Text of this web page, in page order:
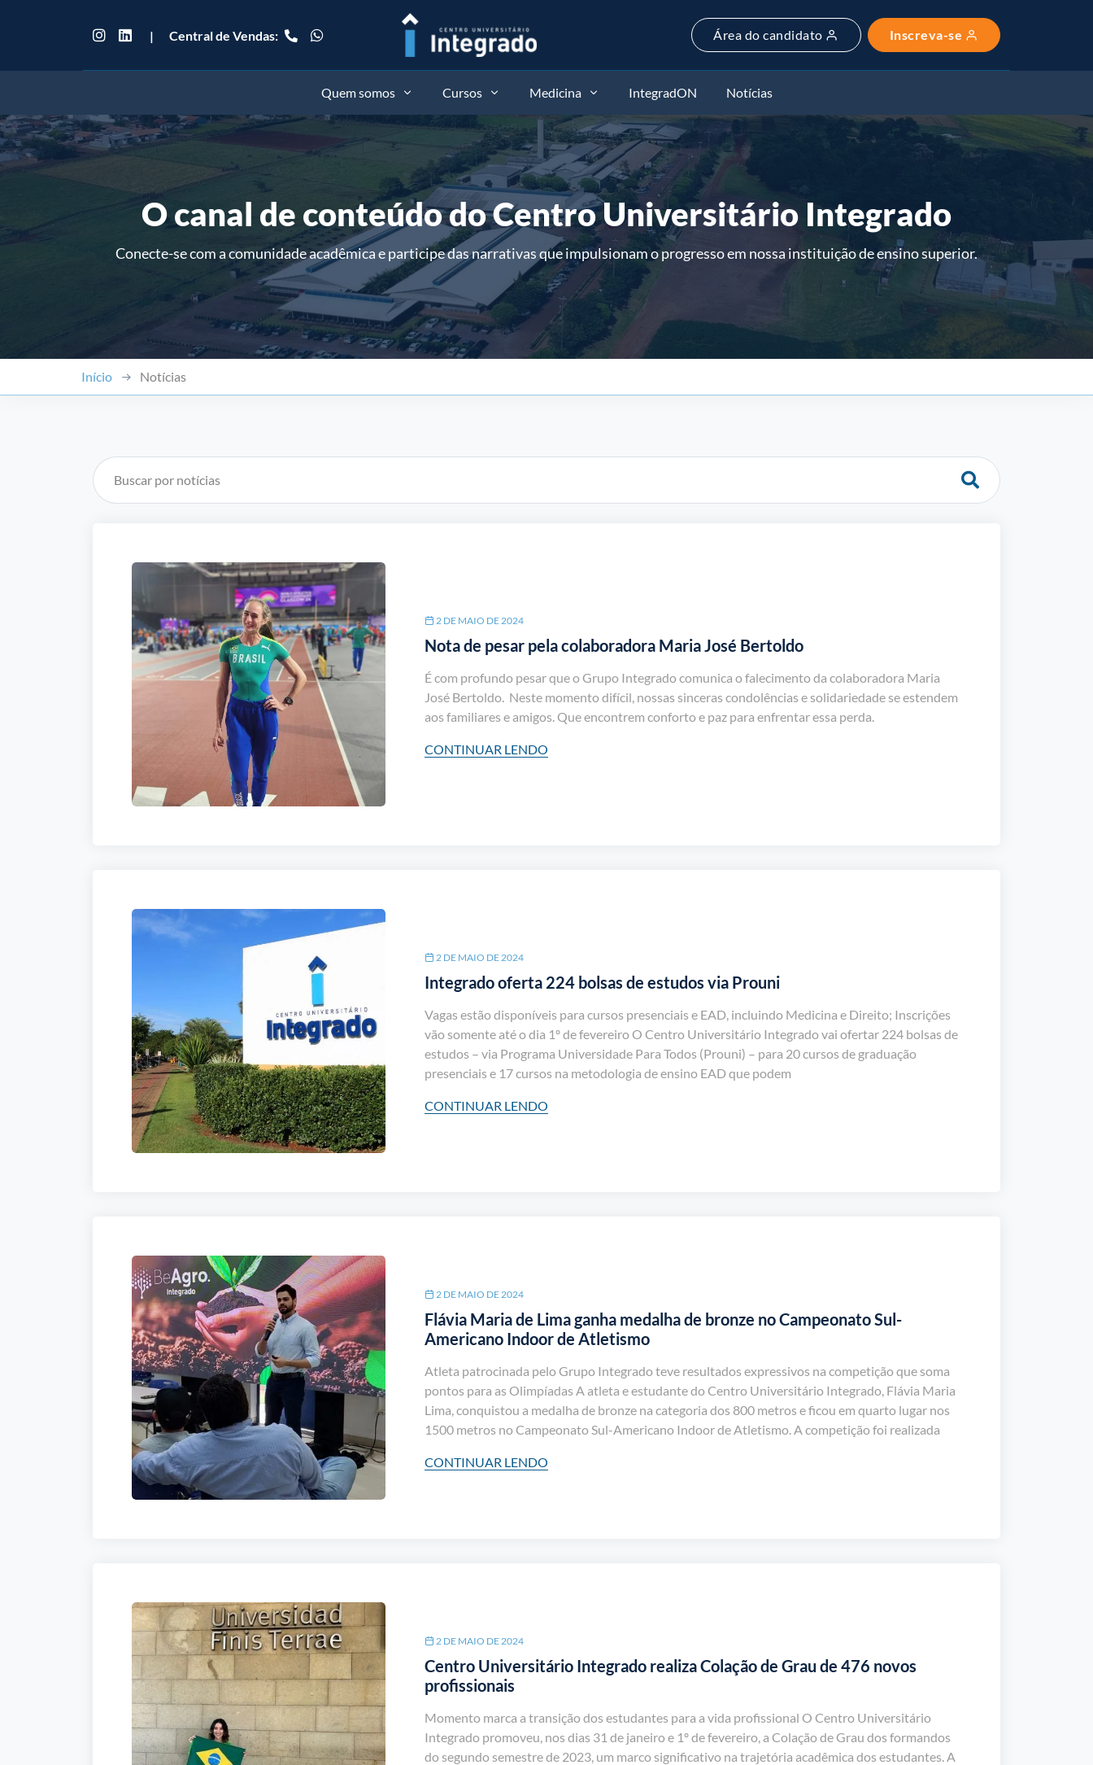
| Central de Vendas: Área do candidato Inscreva-se
Quem somos Cursos Medicina IntegradON Notícias
O canal de conteúdo do Centro Universitário Integrado
Conecte-se com a comunidade acadêmica e participe das narrativas que impulsionam o progresso em nossa instituição de ensino superior.
Início Notícias
Buscar por notícias
2 DE MAIO DE 2024
Nota de pesar pela colaboradora Maria José Bertoldo
É com profundo pesar que o Grupo Integrado comunica o falecimento da colaboradora Maria
José Bertoldo. Neste momento difícil, nossas sinceras condolências e solidariedade se estendem
aos familiares e amigos. Que encontrem conforto e paz para enfrentar essa perda.
CONTINUAR LENDO
2 DE MAIO DE 2024
Integrado oferta 224 bolsas de estudos via Prouni
Vagas estão disponíveis para cursos presenciais e EAD, incluindo Medicina e Direito; Inscrições
vão somente até o dia 1º de fevereiro O Centro Universitário Integrado vai ofertar 224 bolsas de
estudos – via Programa Universidade Para Todos (Prouni) – para 20 cursos de graduação
presenciais e 17 cursos na metodologia de ensino EAD que podem
CONTINUAR LENDO
2 DE MAIO DE 2024
Flávia Maria de Lima ganha medalha de bronze no Campeonato Sul-
Americano Indoor de Atletismo
Atleta patrocinada pelo Grupo Integrado teve resultados expressivos na competição que soma
pontos para as Olimpíadas A atleta e estudante do Centro Universitário Integrado, Flávia Maria
Lima, conquistou a medalha de bronze na categoria dos 800 metros e ficou em quarto lugar nos
1500 metros no Campeonato Sul-Americano Indoor de Atletismo. A competição foi realizada
CONTINUAR LENDO
2 DE MAIO DE 2024
Centro Universitário Integrado realiza Colação de Grau de 476 novos
profissionais
Momento marca a transição dos estudantes para a vida profissional O Centro Universitário
Integrado promoveu, nos dias 31 de janeiro e 1º de fevereiro, a Colação de Grau dos formandos
do segundo semestre de 2023, um marco significativo na trajetória acadêmica dos estudantes. A